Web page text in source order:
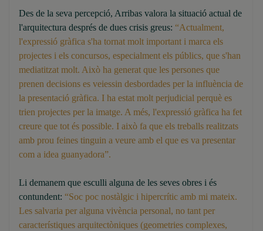
Des de la seva percepció, Arribas valora la situació actual de
l'arquitectura després de dues crisis greus: “Actualment,
l'expressió gràfica s'ha tornat molt important i marca els
projectes i els concursos, especialment els públics, que s'han
mediatitzat molt. Això ha generat que les persones que
prenen decisions es veiessin desbordades per la influència de
la presentació gràfica. I ha estat molt perjudicial perquè es
trien projectes per la imatge. A més, l'expressió gràfica ha fet
creure que tot és possible. I això fa que els treballs realitzats
amb prou feines tinguin a veure amb el que es va presentar
com a idea guanyadora”.
Li demanem que esculli alguna de les seves obres i és
contundent: “Soc poc nostàlgic i hipercrític amb mi mateix.
Les salvaria per alguna vivència personal, no tant per
característiques arquitectòniques (geometries complexes,